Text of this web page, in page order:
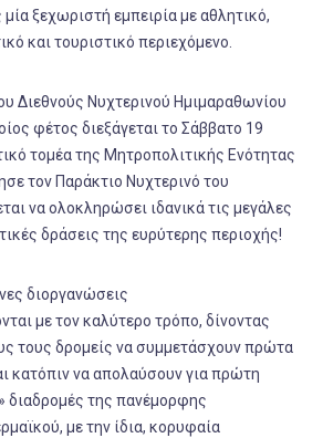
ξεχωριστή εμπειρία με αθλητικό,
και τουριστικό περιεχόμενο.
Διεθνούς Νυχτερινού Ημιμαραθωνίου
φέτος διεξάγεται το Σάββατο 19
τομέα της Μητροπολιτικής Ενότητας
τον Παράκτιο Νυχτερινό του
να ολοκληρώσει ιδανικά τις μεγάλες
δράσεις της ευρύτερης περιοχής!
διοργανώσεις
με τον καλύτερο τρόπο, δίνοντας
τους δρομείς να συμμετάσχουν πρώτα
κατόπιν να απολαύσουν για πρώτη
διαδρομές της πανέμορφης
με την ίδια, κορυφαία